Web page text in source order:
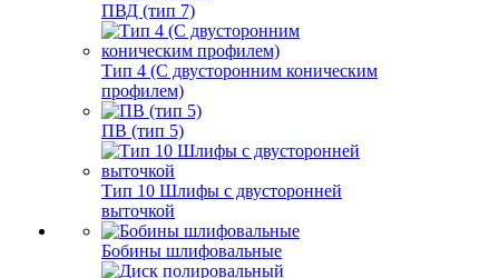
ПВД (тип 7)
Тип 4 (С двусторонним коническим
профилем)
ПВ (тип 5)
Тип 10 Шлифы с двусторонней
выточкой
Бобины шлифовальные